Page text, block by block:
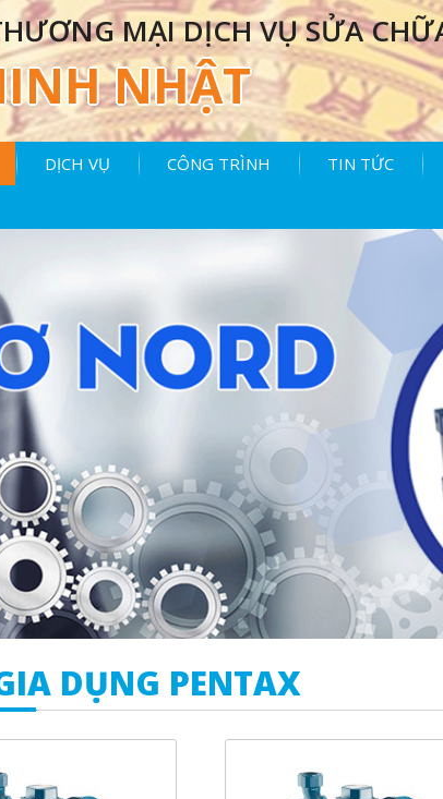
MẠI DỊCH VỤ SỬA
NHẬT
DỊCH VỤ CÔNG TRÌNH
TIN TỨC
DỤNG PENTAX